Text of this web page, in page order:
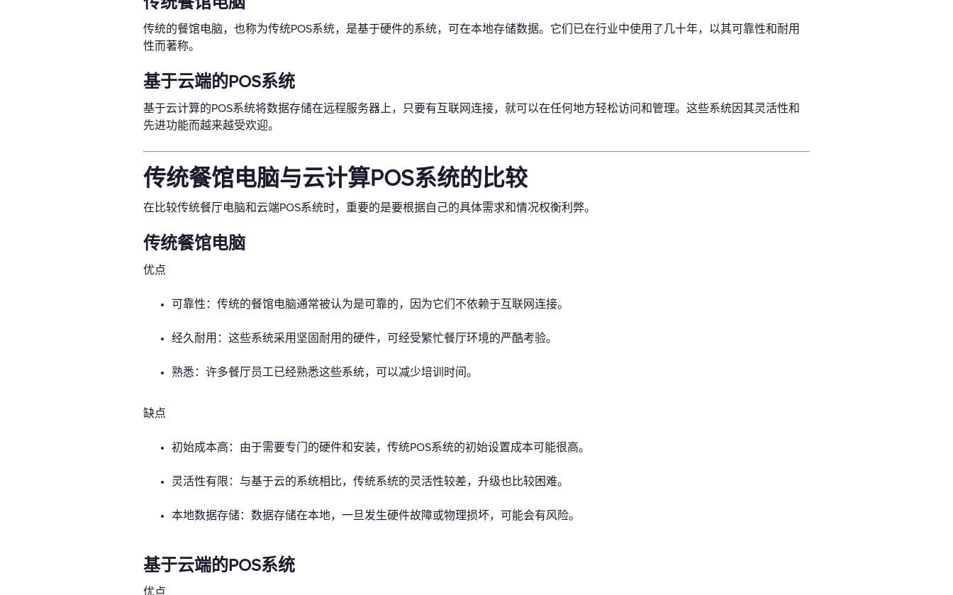
传统的餐馆电脑，也称为传统POS系统，是基于硬件的系统，可在本地存储数据。它们已在行业中使用了几十年，以其可靠性和耐用
性而著称。
基于云端的POS系统
基于云计算的POS系统将数据存储在远程服务器上，只要有互联网连接，就可以在任何地方轻松访问和管理。这些系统因其灵活性和
先进功能而越来越受欢迎。
传统餐馆电脑与云计算POS系统的比较
在比较传统餐厅电脑和云端POS系统时，重要的是要根据自己的具体需求和情况权衡利弊。
传统餐馆电脑
优点
可靠性：传统的餐馆电脑通常被认为是可靠的，因为它们不依赖于互联网连接。
经久耐用：这些系统采用坚固耐用的硬件，可经受繁忙餐厅环境的严酷考验。
熟悉：许多餐厅员工已经熟悉这些系统，可以减少培训时间。
缺点
初始成本高：由于需要专门的硬件和安装，传统POS系统的初始设置成本可能很高。
灵活性有限：与基于云的系统相比，传统系统的灵活性较差，升级也比较困难。
本地数据存储：数据存储在本地，一旦发生硬件故障或物理损坏，可能会有风险。
基于云端的POS系统